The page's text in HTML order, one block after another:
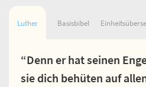
Luther Basisbibel
“Denn er hat seinen
sie dich behüten auf